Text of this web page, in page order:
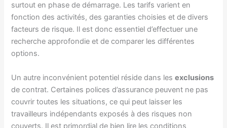
surtout en phase de démarrage. Les tarifs varient en
fonction des activités, des garanties choisies et de divers
facteurs de risque. Il est donc essentiel d’effectuer une
recherche approfondie et de comparer les différentes
options.
Un autre inconvénient potentiel réside dans lesexclusions
de contrat. Certaines polices d’assurance peuvent ne pas
couvrir toutes les situations, ce qui peut laisser les
travailleurs indépendants exposés à des risques non
couverts. Il est primordial de bien lire les conditions